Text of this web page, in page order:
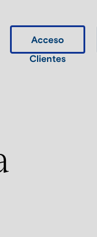
Acceso
Clientes